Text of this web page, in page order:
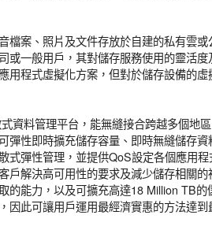
檔案、照片及文件存放於自建的私有雲
或一般用戶，其對儲存服務使用的靈活
用程式虛擬化方案，但對於儲存設備的
資料管理平台，能無縫接合跨越多個地
彈性即時擴充儲存容量、即時無縫儲存
式彈性管理，並提供QoS設定各個應用
解決高可用性的要求及減少儲存相關的
的能力，以及可擴充高達18 Million TB的
此可讓用戶運用最經濟實惠的方法達到